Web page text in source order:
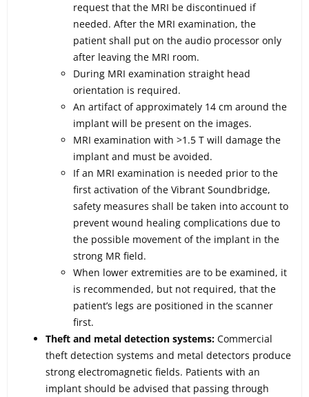
request that the MRI be discontinued if
needed. After the MRI examination, the
patient shall put on the audio processor only
after leaving the MRI room.
During MRI examination straight head
orientation is required.
An artifact of approximately 14 cm around the
implant will be present on the images.
MRI examination with >1.5 T will damage the
implant and must be avoided.
If an MRI examination is needed prior to the
first activation of the Vibrant Soundbridge,
safety measures shall be taken into account to
prevent wound healing complications due to
the possible movement of the implant in the
strong MR field.
When lower extremities are to be examined, it
is recommended, but not required, that the
patient’s legs are positioned in the scanner
first.
Theft and metal detection systems: Commercial
theft detection systems and metal detectors produce
strong electromagnetic fields. Patients with an
implant should be advised that passing through